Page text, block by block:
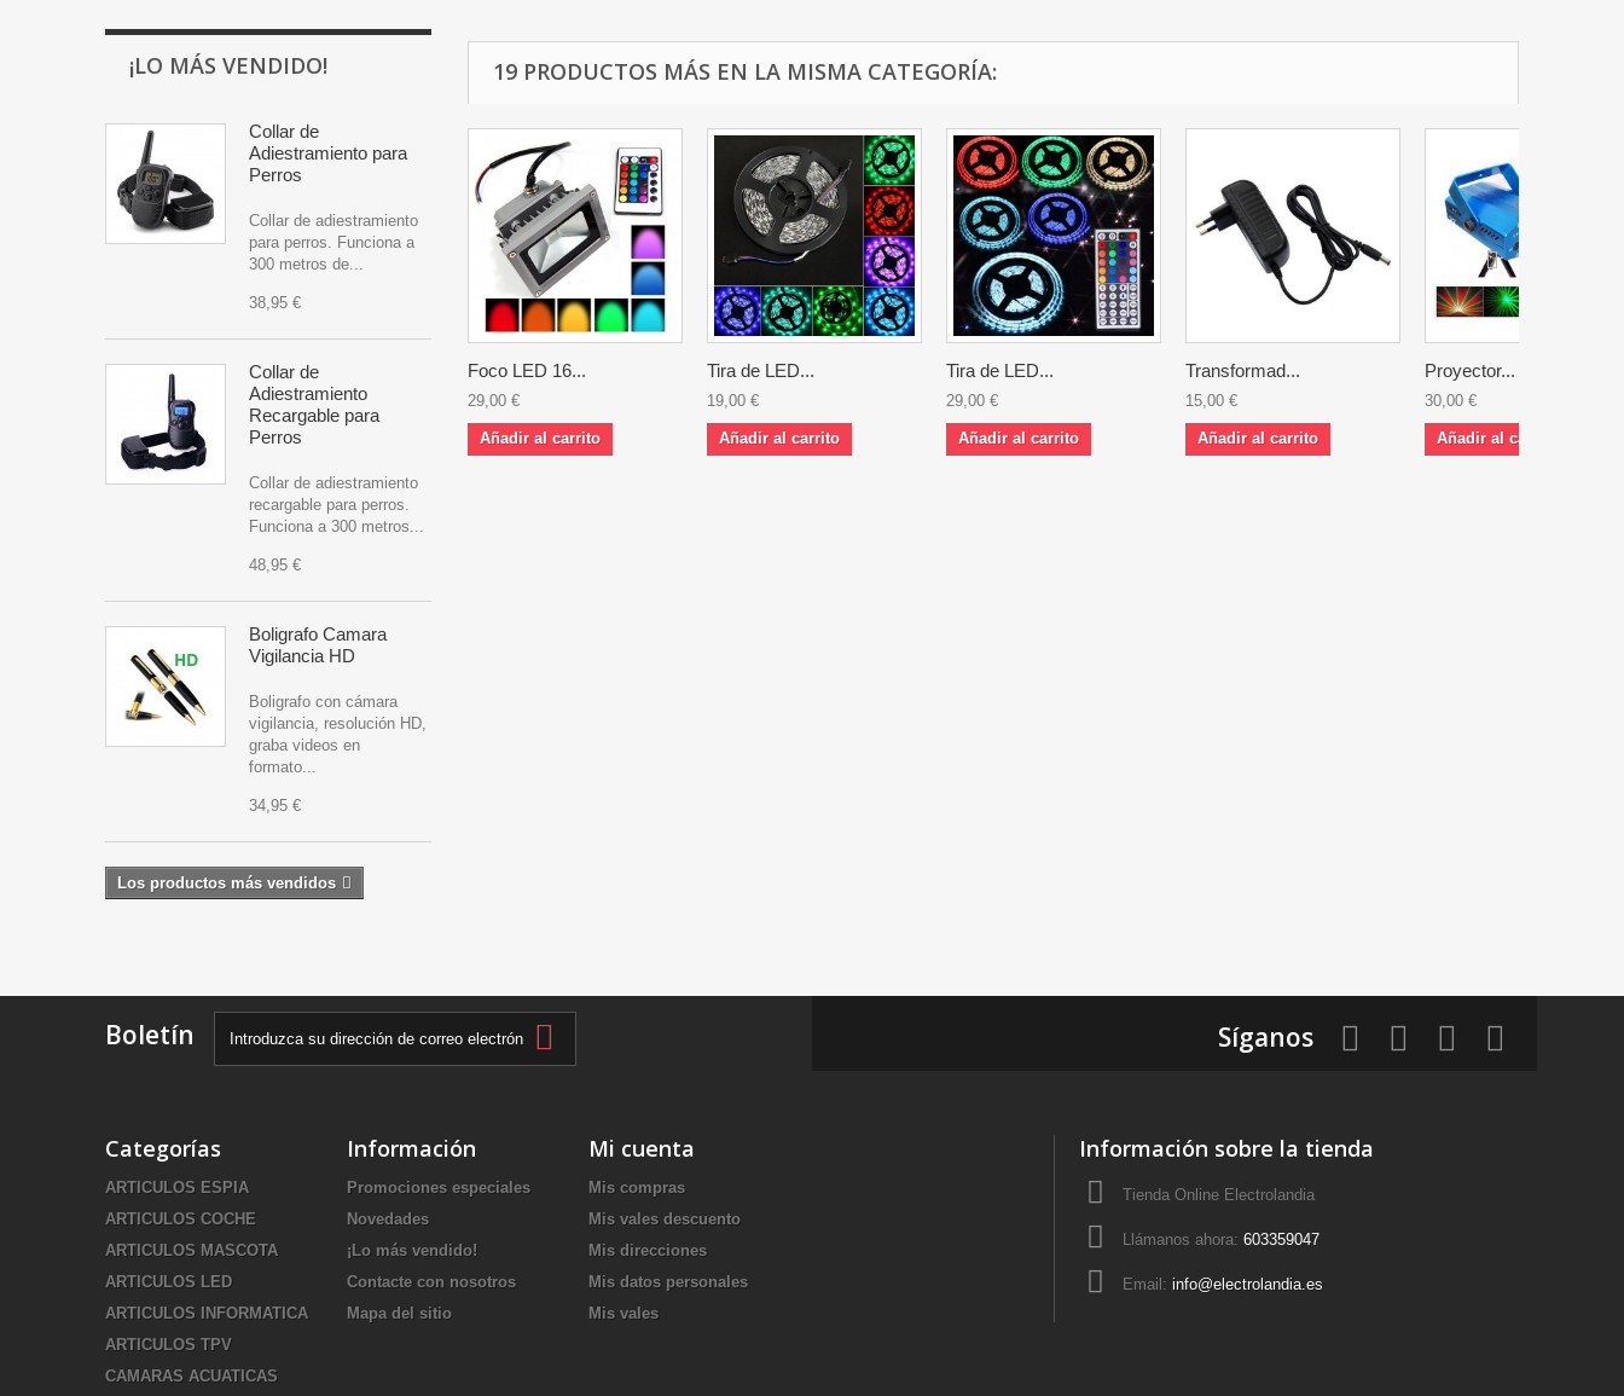
¡LO MÁS VENDIDO!
Collar de
Adiestramiento para
Perros
Collar de adiestramiento
para perros. Funciona a
300 metros de...
38,95 €
Collar de
Adiestramiento
Recargable para
Perros
Collar de adiestramiento
recargable para perros.
Funciona a 300 metros...
48,95 €
Boligrafo Camara
Vigilancia HD
Boligrafo con cámara
vigilancia, resolución HD,
graba videos en
formato...
34,95 €
Los productos más vendidos
19 PRODUCTOS MÁS EN LA MISMA CATEGORÍA:
Foco LED 16...
29,00 €
Añadir al carrito
Tira de LED...
19,00 €
Añadir al carrito
Tira de LED...
29,00 €
Añadir al carrito
Transformad...
15,00 €
Añadir al carrito
Proyector...
30,00 €
Añadir al carrito
Boletín Síganos
Categorías
ARTICULOS ESPIA
ARTICULOS COCHE
ARTICULOS MASCOTA
ARTICULOS LED
ARTICULOS INFORMATICA
ARTICULOS TPV
CAMARAS ACUATICAS
Información
Promociones especiales
Novedades
¡Lo más vendido!
Contacte con nosotros
Mapa del sitio
Mi cuenta
Mis compras
Mis vales descuento
Mis direcciones
Mis datos personales
Mis vales
Información sobre la tienda
Tienda Online Electrolandia
Llámanos ahora: 603359047
Email: info@electrolandia.es